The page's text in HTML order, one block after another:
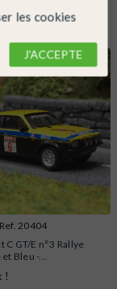
Ref. 20404
C GT/E n°3 Rallye
et Bleu -...
!
les cookies
J'ACCEPTE